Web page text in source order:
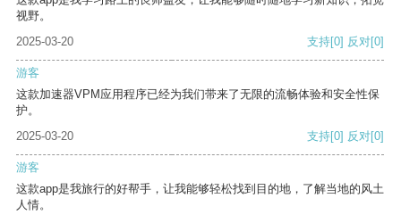
视野。
2025-03-20
支持[0] 反对[0]
游客
这款加速器VPM应用程序已经为我们带来了无限的流畅体验和安全性保
护。
2025-03-20
支持[0] 反对[0]
游客
这款app是我旅行的好帮手，让我能够轻松找到目的地，了解当地的风土
人情。